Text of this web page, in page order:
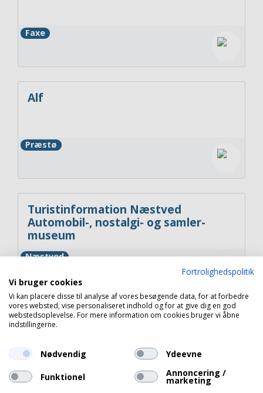
Faxe
Alf
Præstø
Turistinformation Næstved
Automobil-, nostalgi- og samler-
museum
Næstved
Turistinformation Rønnebæksholm
Næstved
Fortrolighedspolitik
Vi bruger cookies
Vi kan placere disse til analyse af vores besøgende data, for at forbedre
vores websted, vise personaliseret indhold og for at give dig en god
webstedsoplevelse. For mere information om cookies bruger vi åbne
indstillingerne.
Nødvendig Ydeevne
Funktionel Annoncering /
marketing